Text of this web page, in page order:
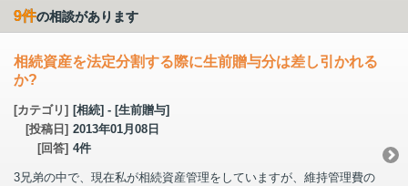
9件の相談があります
相続資産を法定分割する際に生前贈与分は差し引かれる
か?
[カテゴリ] [相続] - [生前贈与]
[投稿日] 2013年01月08日
[回答] 4件
3兄弟の中で、現在私が相続資産管理をしていますが、維持管理費の